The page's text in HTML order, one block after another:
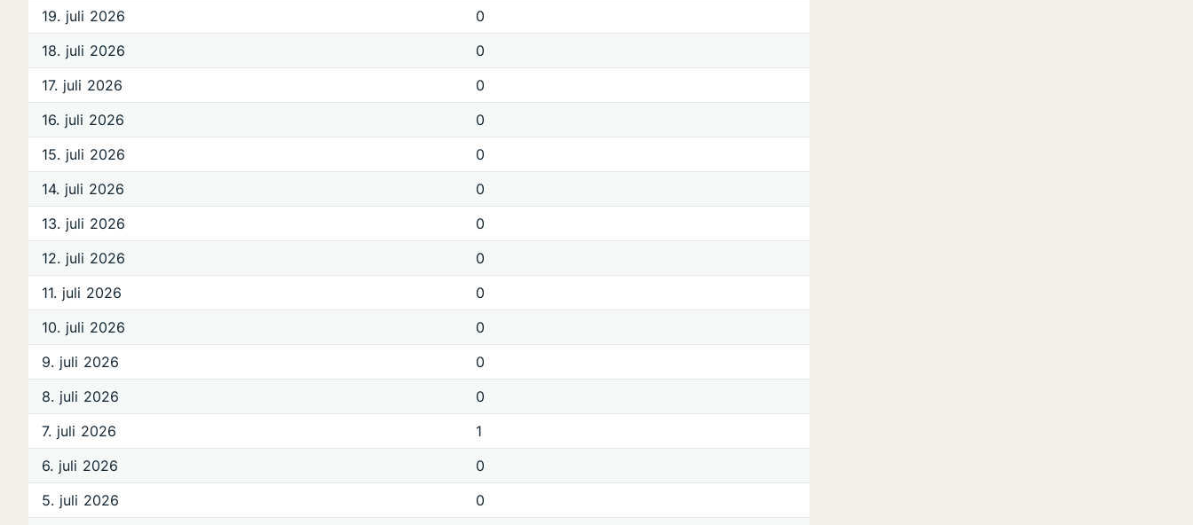
19. juli 2026
0
18. juli 2026
0
17. juli 2026
0
16. juli 2026
0
15. juli 2026
0
14. juli 2026
0
13. juli 2026
0
12. juli 2026
0
11. juli 2026
0
10. juli 2026
0
9. juli 2026
0
8. juli 2026
0
7. juli 2026
1
6. juli 2026
0
5. juli 2026
0